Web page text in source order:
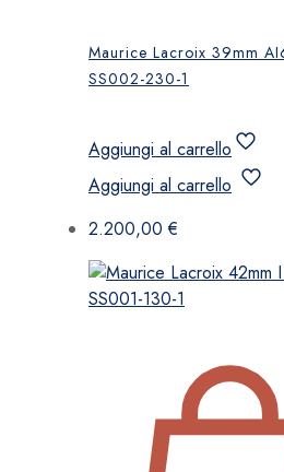
Maurice Lacroix 39mm
SS002-230-1
Aggiungi al carrello
Aggiungi al carrello
2.200,00€